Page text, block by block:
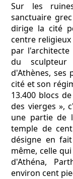
Sur les
sanctuaire
dirige la cité
centre religieux
par
du sculpteur
d'Athènes, ses
cité et son
13.400 blocs
des vierges »,
une partie de
temple de
désigne en
même, celle
d'Athéna,
environ cent